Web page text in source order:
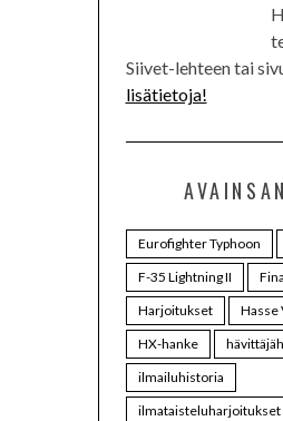
Siivet-lehteen tai
lisätietoja!
Eurofighter Typhoon
F-35 Lightning II
Harjoitukset
Hasse
HX-hanke
ilmailuhistoria
ilmataisteluharjoitukset